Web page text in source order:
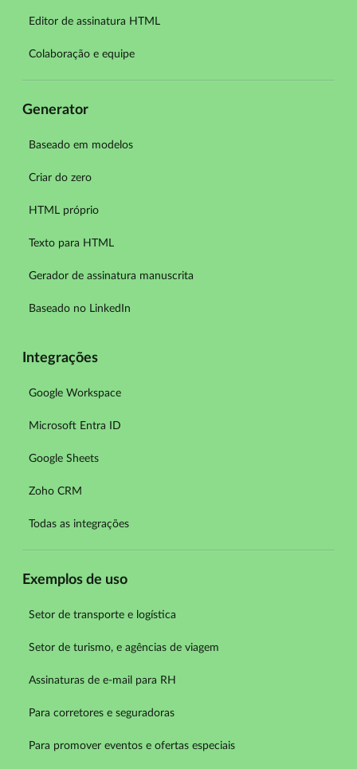
Editor de assinatura HTML
Colaboração e equipe
Generator
Baseado em modelos
Criar do zero
HTML próprio
Texto para HTML
Gerador de assinatura manuscrita
Baseado no LinkedIn
Integrações
Google Workspace
Microsoft Entra ID
Google Sheets
Zoho CRM
Todas as integrações
Exemplos de uso
Setor de transporte e logística
Setor de turismo, e agências de viagem
Assinaturas de e-mail para RH
Para corretores e seguradoras
Para promover eventos e ofertas especiais